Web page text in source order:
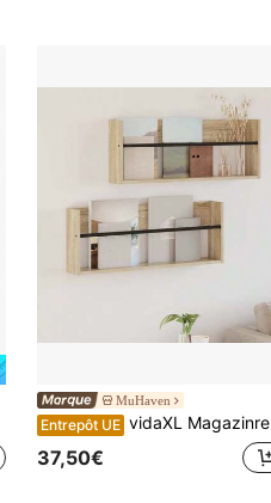
MuHaven
Entrepôt UE vidaXL Magazinregal 2 Pcs Sonoma-Eiche 80 X 12 X 30 Cm Holzwerkstoff
37,50€